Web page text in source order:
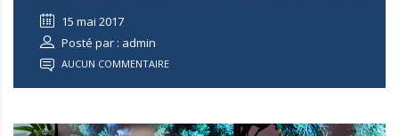
15 mai 2017
Posté par : admin
AUCUN COMMENTAIRE